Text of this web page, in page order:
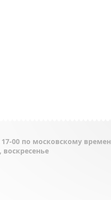
00 по московскому